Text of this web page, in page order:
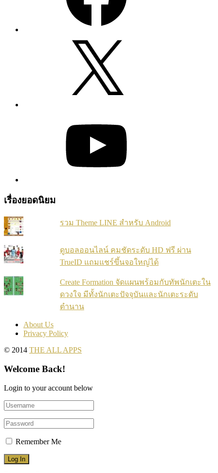
เรื่องยอดนิยม
รวม Theme LINE สำหรับ Android
ดูบอลออนไลน์ คมชัดระดับ HD ฟรี ผ่าน
TrueID แถมแชร์ขึ้นจอใหญ่ได้
Create Formation จัดแผนพร้อมกับทัพนักเตะใน
ดวงใจ มีทั้งนักเตะปัจจุบันและนักเตะระดับ
ตำนาน
About Us
Privacy Policy
© 2014 THE ALL APPS
Welcome Back!
Login to your account below
Remember Me